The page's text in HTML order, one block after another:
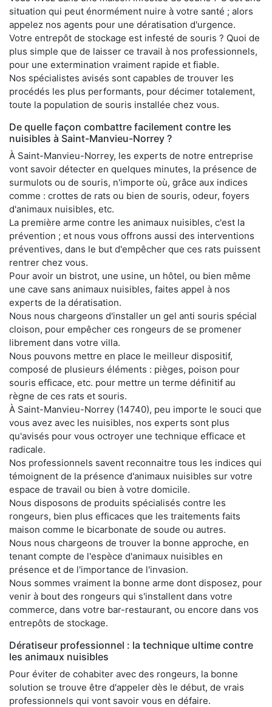
situation qui peut énormément nuire à votre santé ; alors
appelez nos agents pour une dératisation d'urgence.
Votre entrepôt de stockage est infesté de souris ? Quoi de
plus simple que de laisser ce travail à nos professionnels,
pour une extermination vraiment rapide et fiable.
Nos spécialistes avisés sont capables de trouver les
procédés les plus performants, pour décimer totalement,
toute la population de souris installée chez vous.
De quelle façon combattre facilement contre les
nuisibles à Saint-Manvieu-Norrey ?
À Saint-Manvieu-Norrey, les experts de notre entreprise
vont savoir détecter en quelques minutes, la présence de
surmulots ou de souris, n'importe où, grâce aux indices
comme : crottes de rats ou bien de souris, odeur, foyers
d'animaux nuisibles, etc.
La première arme contre les animaux nuisibles, c'est la
prévention ; et nous vous offrons aussi des interventions
préventives, dans le but d'empêcher que ces rats puissent
rentrer chez vous.
Pour avoir un bistrot, une usine, un hôtel, ou bien même
une cave sans animaux nuisibles, faites appel à nos
experts de la dératisation.
Nous nous chargeons d'installer un gel anti souris spécial
cloison, pour empêcher ces rongeurs de se promener
librement dans votre villa.
Nous pouvons mettre en place le meilleur dispositif,
composé de plusieurs éléments : pièges, poison pour
souris efficace, etc. pour mettre un terme définitif au
règne de ces rats et souris.
À Saint-Manvieu-Norrey (14740), peu importe le souci que
vous avez avec les nuisibles, nos experts sont plus
qu'avisés pour vous octroyer une technique efficace et
radicale.
Nos professionnels savent reconnaitre tous les indices qui
témoignent de la présence d'animaux nuisibles sur votre
espace de travail ou bien à votre domicile.
Nous disposons de produits spécialisés contre les
rongeurs, bien plus efficaces que les traitements faits
maison comme le bicarbonate de soude ou autres.
Nous nous chargeons de trouver la bonne approche, en
tenant compte de l'espèce d'animaux nuisibles en
présence et de l'importance de l'invasion.
Nous sommes vraiment la bonne arme dont disposez, pour
venir à bout des rongeurs qui s'installent dans votre
commerce, dans votre bar-restaurant, ou encore dans vos
entrepôts de stockage.
Dératiseur professionnel : la technique ultime contre
les animaux nuisibles
Pour éviter de cohabiter avec des rongeurs, la bonne
solution se trouve être d'appeler dès le début, de vrais
professionnels qui vont savoir vous en défaire.